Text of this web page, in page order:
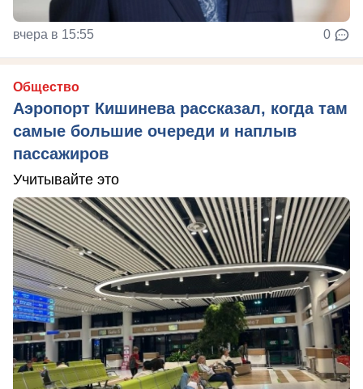
вчера в 15:55 0
Общество
Аэропорт Кишинева рассказал, когда там
самые большие очереди и наплыв
пассажиров
Учитывайте это